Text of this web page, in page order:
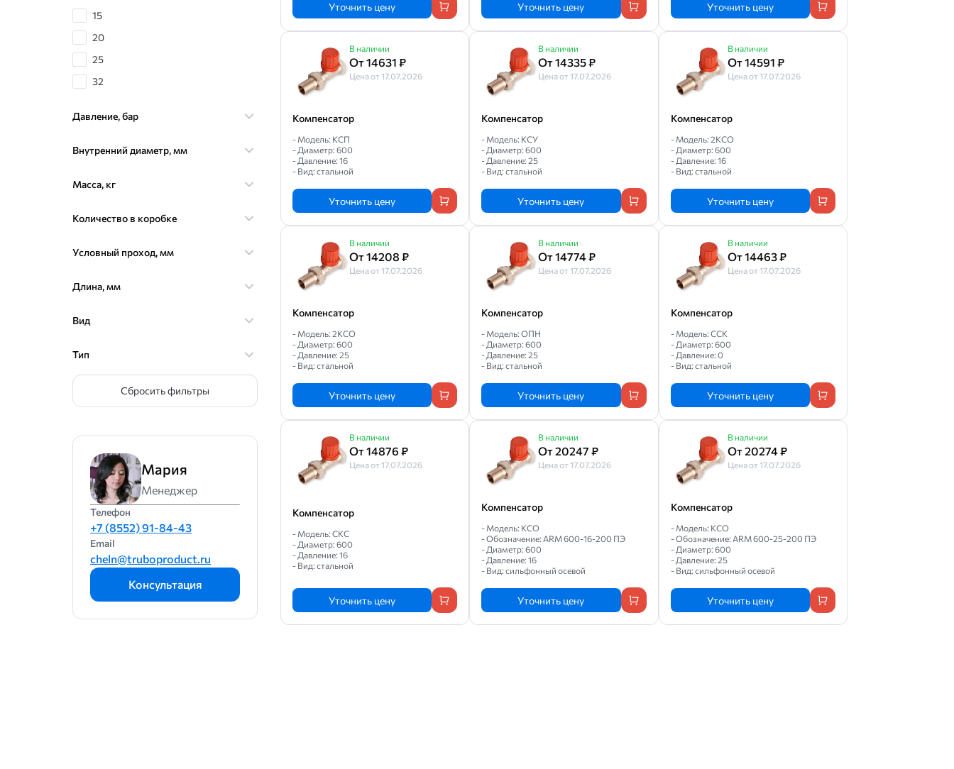
15
20
25
32
65
100
200
490
500
542
590
600
630
644
694
Давление, бар
Внутренний диаметр, мм
Масса, кг
Количество в коробке
Условный проход, мм
Длина, мм
Вид
Тип
Сбросить фильтры
Мария
Менеджер
Телефон
+7 (8552) 91-84-43
Email
cheln@truboproduct.ru
Консультация
Уточнить цену Уточнить цену Уточнить цену
В наличии
От 14631 ₽
Цена от 17.07.2026
Компенсатор
- Модель: КСП
- Диаметр: 600
- Давление: 16
- Вид: стальной
Уточнить цену
В наличии
От 14335 ₽
Цена от 17.07.2026
Компенсатор
- Модель: КСУ
- Диаметр: 600
- Давление: 25
- Вид: стальной
Уточнить цену
В наличии
От 14591 ₽
Цена от 17.07.2026
Компенсатор
- Модель: 2КСО
- Диаметр: 600
- Давление: 16
- Вид: стальной
Уточнить цену
В наличии
От 14208 ₽
Цена от 17.07.2026
Компенсатор
- Модель: 2КСО
- Диаметр: 600
- Давление: 25
- Вид: стальной
Уточнить цену
В наличии
От 14774 ₽
Цена от 17.07.2026
Компенсатор
- Модель: ОПН
- Диаметр: 600
- Давление: 25
- Вид: стальной
Уточнить цену
В наличии
От 14463 ₽
Цена от 17.07.2026
Компенсатор
- Модель: ССК
- Диаметр: 600
- Давление: 0
- Вид: стальной
Уточнить цену
В наличии
От 14876 ₽
Цена от 17.07.2026
Компенсатор
- Модель: СКС
- Диаметр: 600
- Давление: 16
- Вид: стальной
Уточнить цену
В наличии
От 20247 ₽
Цена от 17.07.2026
Компенсатор
- Модель: КСО
- Обозначение: ARM 600-16-200 ПЭ
- Диаметр: 600
- Давление: 16
- Вид: сильфонный осевой
Уточнить цену
В наличии
От 20274 ₽
Цена от 17.07.2026
Компенсатор
- Модель: КСО
- Обозначение: ARM 600-25-200 ПЭ
- Диаметр: 600
- Давление: 25
- Вид: сильфонный осевой
Уточнить цену